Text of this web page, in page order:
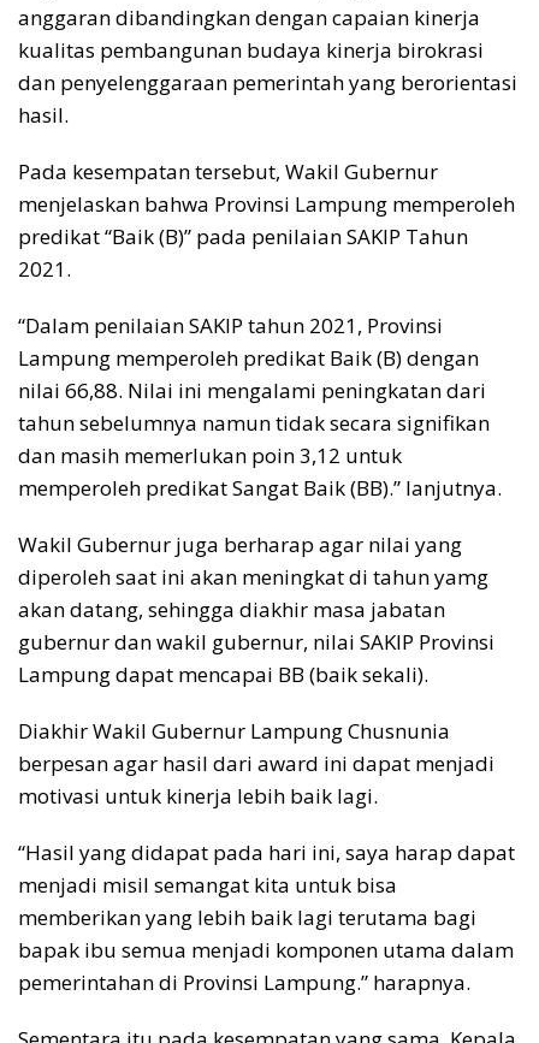
anggaran dibandingkan dengan capaian kinerja
kualitas pembangunan budaya kinerja birokrasi
dan penyelenggaraan pemerintah yang berorientasi
hasil.
Pada kesempatan tersebut, Wakil Gubernur
menjelaskan bahwa Provinsi Lampung memperoleh
predikat “Baik (B)” pada penilaian SAKIP Tahun
2021.
“Dalam penilaian SAKIP tahun 2021, Provinsi
Lampung memperoleh predikat Baik (B) dengan
nilai 66,88. Nilai ini mengalami peningkatan dari
tahun sebelumnya namun tidak secara signifikan
dan masih memerlukan poin 3,12 untuk
memperoleh predikat Sangat Baik (BB).” lanjutnya.
Wakil Gubernur juga berharap agar nilai yang
diperoleh saat ini akan meningkat di tahun yamg
akan datang, sehingga diakhir masa jabatan
gubernur dan wakil gubernur, nilai SAKIP Provinsi
Lampung dapat mencapai BB (baik sekali).
Diakhir Wakil Gubernur Lampung Chusnunia
berpesan agar hasil dari award ini dapat menjadi
motivasi untuk kinerja lebih baik lagi.
“Hasil yang didapat pada hari ini, saya harap dapat
menjadi misil semangat kita untuk bisa
memberikan yang lebih baik lagi terutama bagi
bapak ibu semua menjadi komponen utama dalam
pemerintahan di Provinsi Lampung.” harapnya.